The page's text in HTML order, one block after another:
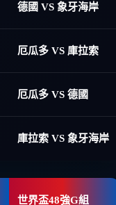
德國 VS 象牙海岸
厄瓜多 VS 庫拉索
厄瓜多 VS 德國
庫拉索 VS 象牙海岸
世界盃48強G組